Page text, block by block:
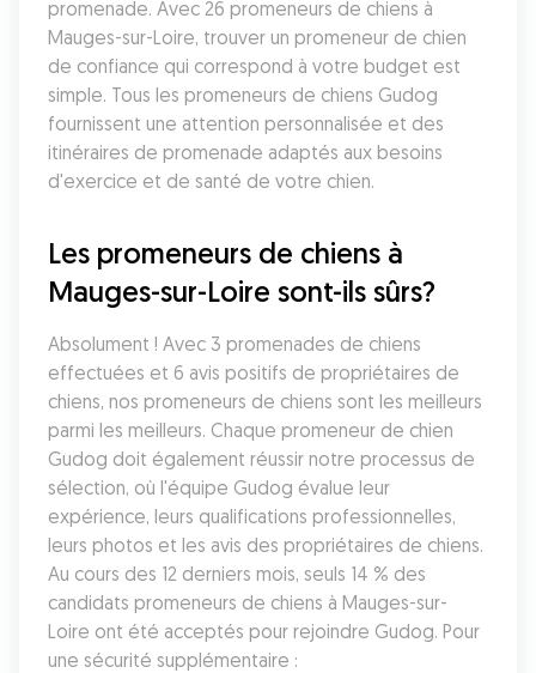
promenade. Avec 26 promeneurs de chiens à
Mauges-sur-Loire, trouver un promeneur de chien
de confiance qui correspond à votre budget est
simple. Tous les promeneurs de chiens Gudog
fournissent une attention personnalisée et des
itinéraires de promenade adaptés aux besoins
d'exercice et de santé de votre chien.
Les promeneurs de chiens à
Mauges-sur-Loire sont-ils sûrs?
Absolument ! Avec 3 promenades de chiens
effectuées et 6 avis positifs de propriétaires de
chiens, nos promeneurs de chiens sont les meilleurs
parmi les meilleurs. Chaque promeneur de chien
Gudog doit également réussir notre processus de
sélection, où l'équipe Gudog évalue leur
expérience, leurs qualifications professionnelles,
leurs photos et les avis des propriétaires de chiens.
Au cours des 12 derniers mois, seuls 14 % des
candidats promeneurs de chiens à Mauges-sur-
Loire ont été acceptés pour rejoindre Gudog. Pour
une sécurité supplémentaire :